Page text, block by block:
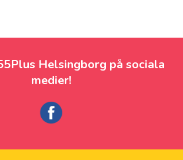
Helsingborg på sociala
medier!